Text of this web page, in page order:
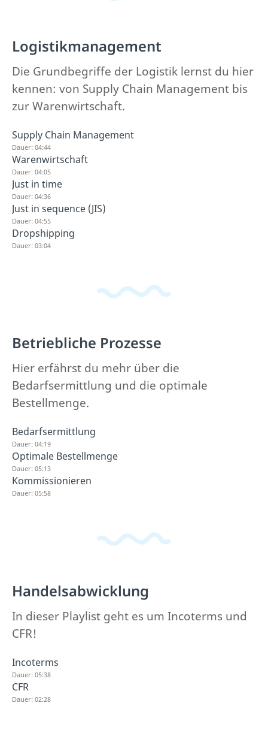
Logistikmanagement
Die Grundbegriffe der Logistik lernst du hier
kennen: von Supply Chain Management bis
zur Warenwirtschaft.
Supply Chain Management
Dauer: 04:44
Warenwirtschaft
Dauer: 04:05
Just in time
Dauer: 04:36
Just in sequence (JIS)
Dauer: 04:55
Dropshipping
Dauer: 03:04
Betriebliche Prozesse
Hier erfährst du mehr über die
Bedarfsermittlung und die optimale
Bestellmenge.
Bedarfsermittlung
Dauer: 04:19
Optimale Bestellmenge
Dauer: 05:13
Kommissionieren
Dauer: 05:58
Handelsabwicklung
In dieser Playlist geht es um Incoterms und
CFR!
Incoterms
Dauer: 05:38
CFR
Dauer: 02:28